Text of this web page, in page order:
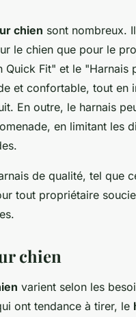
chien sont nombreux.
le chien que pour le
Fit" et le "Harnais
et confortable, tout en
En outre, le harnais
en limitant les
de qualité, tel que
tout propriétaire
chien
varient selon les
ont tendance à tirer, le